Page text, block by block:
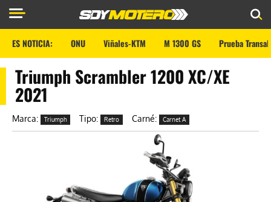
ES NOTICIA: ONU Viñales-KTM M 1300 GS Prueba
Triumph Scrambler 1200 XC/XE
2021
Marca: Triumph Tipo: Retro Carné: Carnet A